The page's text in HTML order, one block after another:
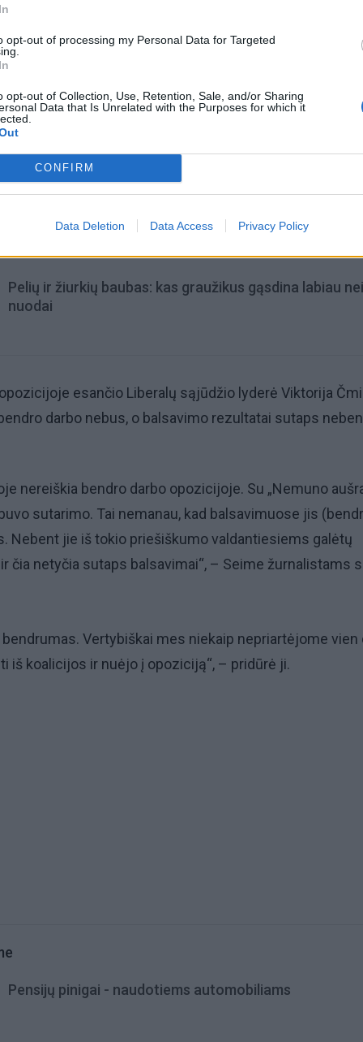
opt-out of processing my Personal Data for Targeted
opt-out of Collection, Use, Retention, Sale, and/or Sharing
Data that Is Unrelated with the Purposes for which it
CONFIRM
Data Deletion Data Access Privacy Policy
Negrįžo iš Jūros šventės: artimieji laukė dvi savaites
Pelių ir žiurkių baubas: kas graužikus gąsdina labiau nei
nuodai
esančio Liberalų sąjūdžio lyderė Viktorija
darbo nebus, o balsavimo rezultatai sutaps
nereiškia bendro darbo opozicijoje. Su „Nemuno
sutarimo. Tai nemanau, kad balsavimuose jis
Nebent jie iš tokio priešiškumo valdantiesiems galėtų
čia netyčia sutaps balsavimai“, – Seime žurnalistams
bendrumas. Vertybiškai mes niekaip nepriartėjome vien
iš koalicijos ir nuėjo į opoziciją“, – pridūrė ji.
Pensijų pinigai - naudotiems automobiliams